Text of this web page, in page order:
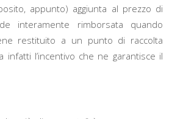
appunto) aggiunta al prezzo di
interamente rimborsata quando
restituito a un punto di raccolta
l’incentivo che ne garantisce il